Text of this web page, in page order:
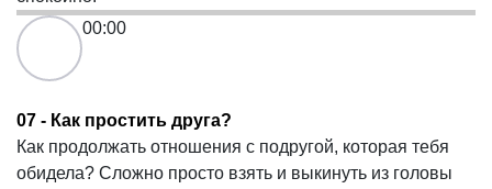
00:00
07 - Как простить друга?
Как продолжать отношения с подругой, которая тебя
обидела? Сложно просто взять и выкинуть из головы